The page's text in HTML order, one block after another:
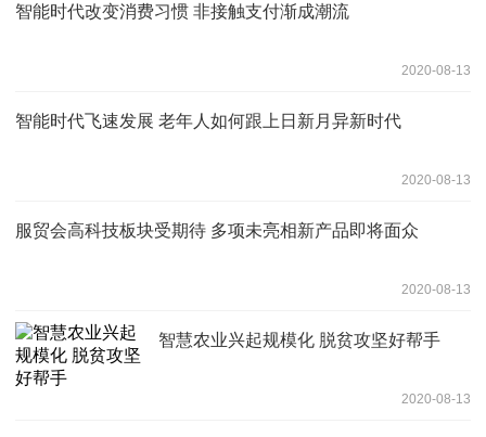
智能时代改变消费习惯 非接触支付渐成潮流
2020-08-13
智能时代飞速发展 老年人如何跟上日新月异新时代
2020-08-13
服贸会高科技板块受期待 多项未亮相新产品即将面众
2020-08-13
智慧农业兴起规模化 脱贫攻坚好帮手
2020-08-13